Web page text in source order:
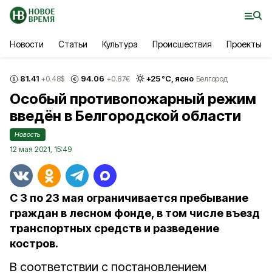
Новости Статьи Культура Происшествия Проекты
81.41 +0.48$ 94.06 +0.87€ +25°С, ясно Белгород
Особый противопожарный режим
введён в Белгородской области
Новость
12 мая 2021, 15:49
С 3 по 23 мая ограничивается пребывание
граждан в лесном фонде, в том числе въезд
транспортных средств и разведение
костров.
В соответствии с постановлением